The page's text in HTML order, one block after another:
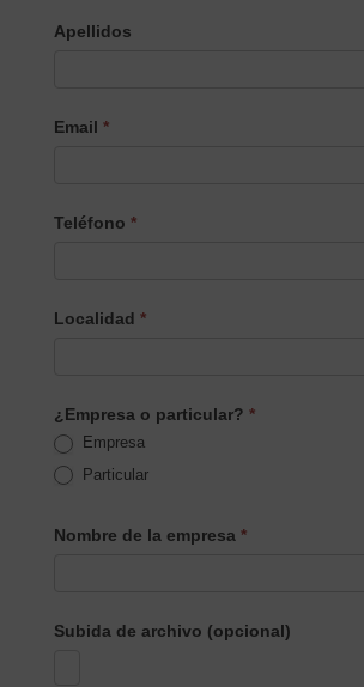
Apellidos
Email *
Teléfono *
Localidad *
¿Empresa o particular? *
Empresa
Particular
Nombre de la empresa *
Subida de archivo (opcional)